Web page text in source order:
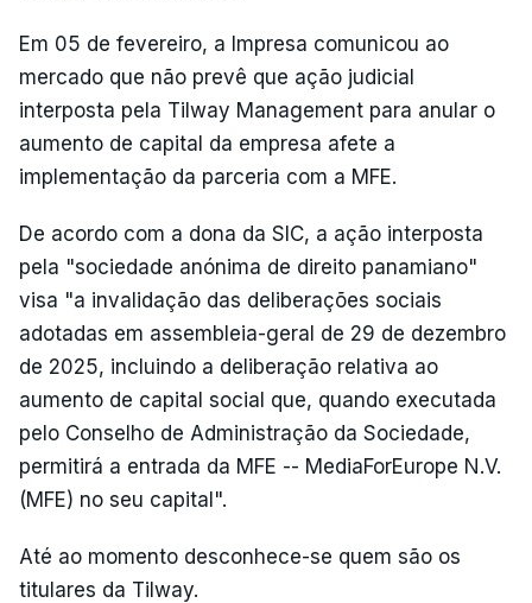
Em 05 de fevereiro, a Impresa comunicou ao
mercado que não prevê que ação judicial
interposta pela Tilway Management para anular o
aumento de capital da empresa afete a
implementação da parceria com a MFE.
De acordo com a dona da SIC, a ação interposta
pela "sociedade anónima de direito panamiano"
visa "a invalidação das deliberações sociais
adotadas em assembleia-geral de 29 de dezembro
de 2025, incluindo a deliberação relativa ao
aumento de capital social que, quando executada
pelo Conselho de Administração da Sociedade,
permitirá a entrada da MFE -- MediaForEurope N.V.
(MFE) no seu capital".
Até ao momento desconhece-se quem são os
titulares da Tilway.